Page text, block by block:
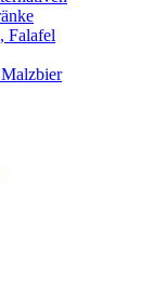
Falafel